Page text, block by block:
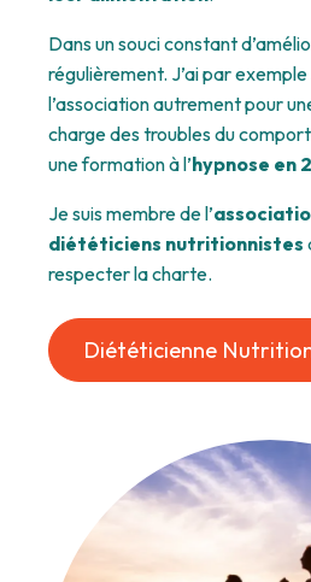
Dans un souci constant
régulièrement. J’ai par
l’association autrement pour
charge des troubles du
une formation à l’hypnose en
Je suis membre de l’
diététiciens nutritionnistes
respecter la charte.
Diététicienne